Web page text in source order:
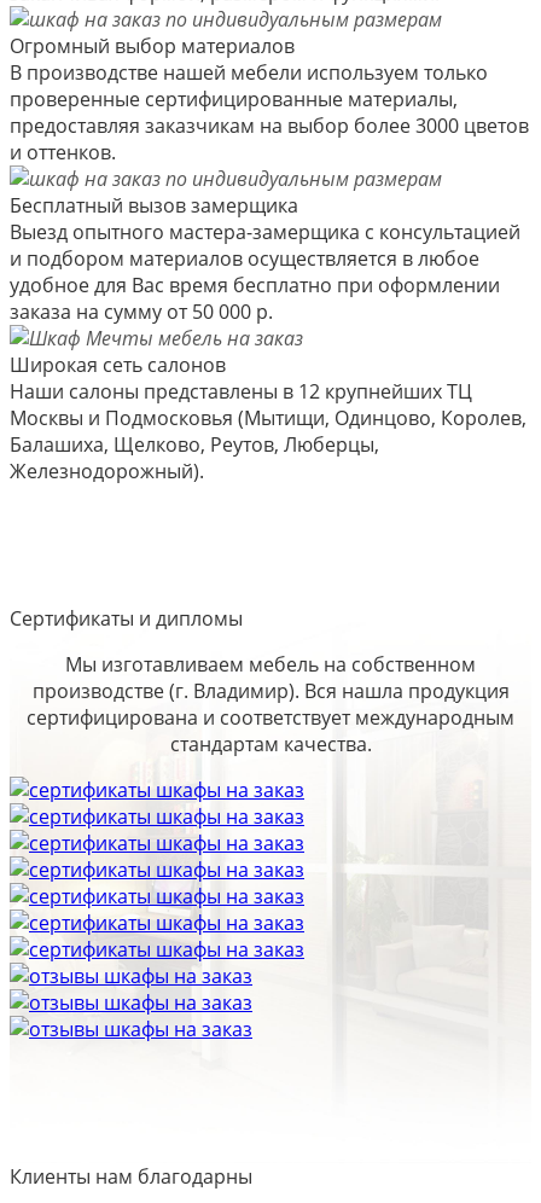
Огромный выбор материалов
В производстве нашей мебели используем только
проверенные сертифицированные материалы,
предоставляя заказчикам на выбор более 3000 цветов
и оттенков.
Бесплатный вызов замерщика
Выезд опытного мастера-замерщика с консультацией
и подбором материалов осуществляется в любое
удобное для Вас время бесплатно при оформлении
заказа на сумму от 50 000 р.
Широкая сеть салонов
Наши салоны представлены в 12 крупнейших ТЦ
Москвы и Подмосковья (Мытищи, Одинцово, Королев,
Балашиха, Щелково, Реутов, Люберцы,
Железнодорожный).
Сертификаты и дипломы
Мы изготавливаем мебель на собственном
производстве (г. Владимир). Вся нашла продукция
сертифицирована и соответствует международным
стандартам качества.
Клиенты нам благодарны